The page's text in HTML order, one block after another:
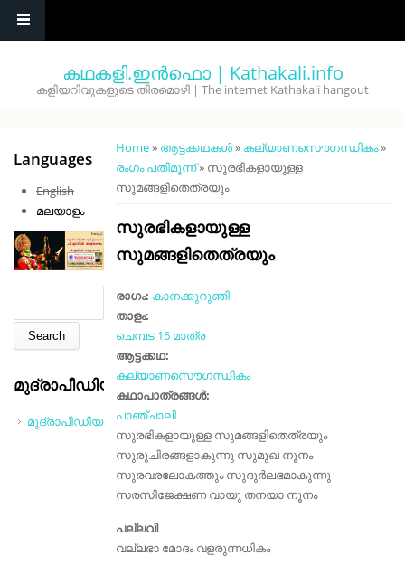
കഥകളി.ഇൻഫൊ | Kathakali.info
കളിയറിവുകളുടെ തിരമൊഴി | The internet Kathakali hangout
You are here
Home» ആട്ടക്കഥകൾ» കല്യാണസൌഗന്ധികം»
രംഗം പതിമൂന്ന്» സുരഭികളായുള്ള
സുമങ്ങളിതെത്രയും
സുരഭികളായുള്ള
സുമങ്ങളിതെത്രയും
രാഗം: കാനക്കുറുഞി
താളം:
ചെമ്പട 16 മാത്ര
ആട്ടക്കഥ:
കല്യാണസൌഗന്ധികം
കഥാപാത്രങ്ങൾ:
പാഞ്ചാലി
സുരഭികളായുള്ള സുമങ്ങളിതെത്രയും
സുരുചിരങ്ങളാകുന്നു സുമുഖ നൂനം
സുരവരലോകത്തും സുദുർ‌ലഭമാകുന്നു
സരസിജേക്ഷണ വായു തനയാ നൂനം
പല്ലവി
വല്ലഭാ മോദം വളരുന്നധികം
Languages
English
മലയാളം
മുദ്രാപീഡിയ
മുദ്രാപീഡിയ